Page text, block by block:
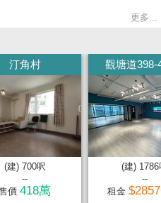
更多...
汀角村
(建) 700呎
--
價 418萬
觀塘道398-
(建) 1786
--
租金